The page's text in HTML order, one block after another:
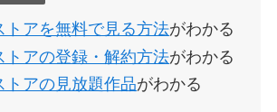
トアを無料で見る方法がわかる
トアの登録・解約方法がわかる
トアの見放題作品がわかる